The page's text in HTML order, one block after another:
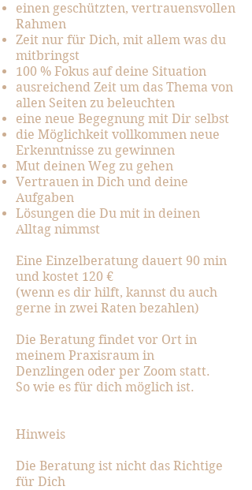
einen geschützten, vertrauensvollen
Rahmen
Zeit nur für Dich, mit allem was du
mitbringst
100 % Fokus auf deine Situation
ausreichend Zeit um das Thema von
allen Seiten zu beleuchten
eine neue Begegnung mit Dir selbst
die Möglichkeit vollkommen neue
Erkenntnisse zu gewinnen
Mut deinen Weg zu gehen
Vertrauen in Dich und deine
Aufgaben
Lösungen die Du mit in deinen
Alltag nimmst
Eine Einzelberatung dauert 90 min
und kostet 120 €
(wenn es dir hilft, kannst du auch
gerne in zwei Raten bezahlen)
Die Beratung findet vor Ort in
meinem Praxisraum in
Denzlingen oder per Zoom statt.
So wie es für dich möglich ist.
Hinweis
Die Beratung ist nicht das Richtige
für Dich